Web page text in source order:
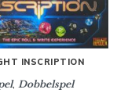
INSCRIPTION
, Dobbelspel